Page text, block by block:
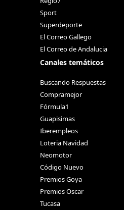
Sport
Superdeporte
El Correo Gallego
El Correo de Andalucia
Canales temáticos
Buscando Respuestas
Compramejor
Fórmula1
Guapisimas
Iberempleos
Loteria Navidad
Neomotor
Código Nuevo
Premios Goya
Premios Oscar
Tucasa